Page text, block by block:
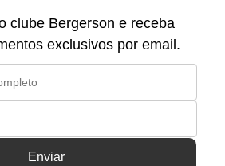
clube Bergerson e receba
exclusivos por email.
Enviar